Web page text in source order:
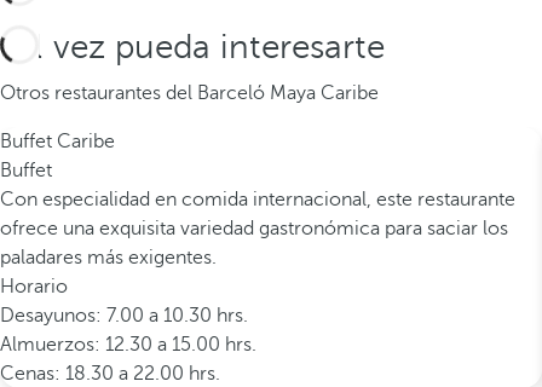
Tal vez pueda interesarte
Otros restaurantes del Barceló Maya Caribe
Buffet Caribe
Buffet
Con especialidad en comida internacional, este restaurante
ofrece una exquisita variedad gastronómica para saciar los
paladares más exigentes.
Horario
Desayunos: 7.00 a 10.30 hrs.
Almuerzos: 12.30 a 15.00 hrs.
Cenas: 18.30 a 22.00 hrs.